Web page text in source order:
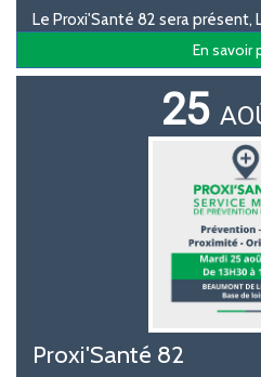
Le Proxi'Santé 82 sera présent,
En savoir
25
Proxi'Santé 82